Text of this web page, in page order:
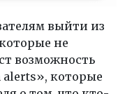
выйти из
не
возможность
которые